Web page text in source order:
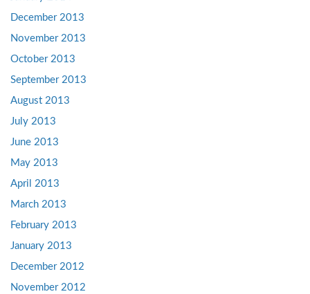
December 2013
November 2013
October 2013
September 2013
August 2013
July 2013
June 2013
May 2013
April 2013
March 2013
February 2013
January 2013
December 2012
November 2012